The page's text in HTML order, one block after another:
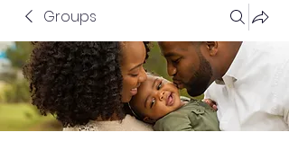
Groups